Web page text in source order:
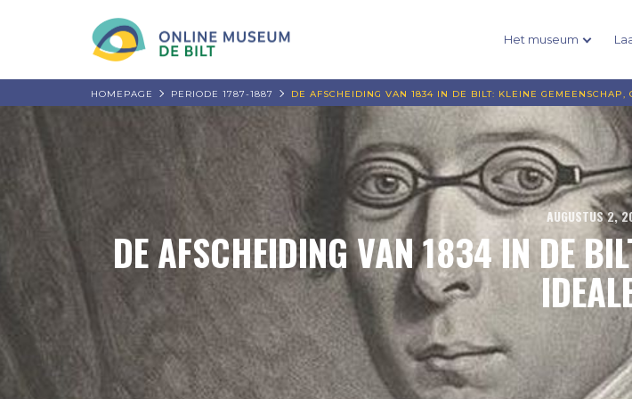
Het museum
HOMEPAGE PERIODE 1787-1887 DE AFSCHEIDING VAN 1834 IN DE BILT: KLEINE GEMEENSCHAP,
AUGUSTUS 2,
DE AFSCHEIDING VAN 1834 IN DE